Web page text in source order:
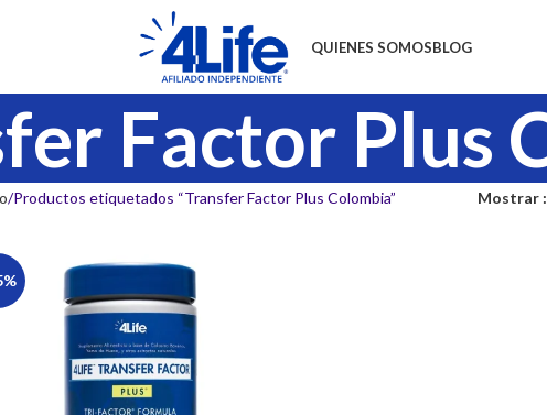
QUIENES SOMOSBLOG
Factor Plus
Productos etiquetados “Transfer Factor Plus Colombia” Mostrar